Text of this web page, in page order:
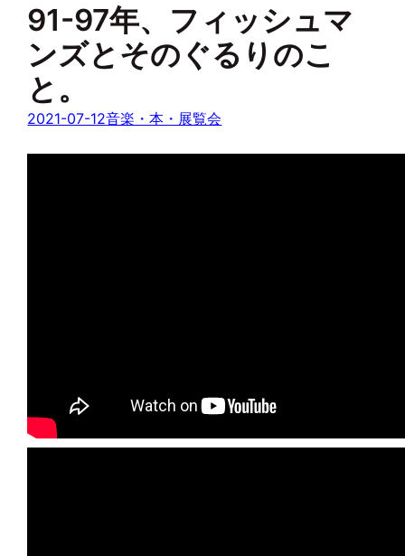
91-97年、フィッシュマ
ンズとそのぐるりのこ
と。
2021-07-12音楽・本・展覧会